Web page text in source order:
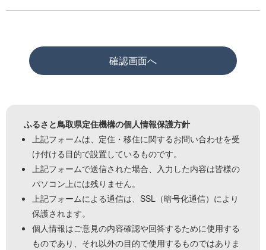
ふるさと鳥取県定住機構の個人情報保護方針
上記フォームは、定住・移住に関するお問い合わせを受
け付ける目的で設置しているものです。
上記フォームで送信された場合、入力した内容は皆様の
パソコン上には残りません。
上記フォームによる通信は、SSL（暗号化通信）により
保護されます。
個人情報はご意見の内容確認や回答するために使用する
ものであり、それ以外の目的で使用するものではありま